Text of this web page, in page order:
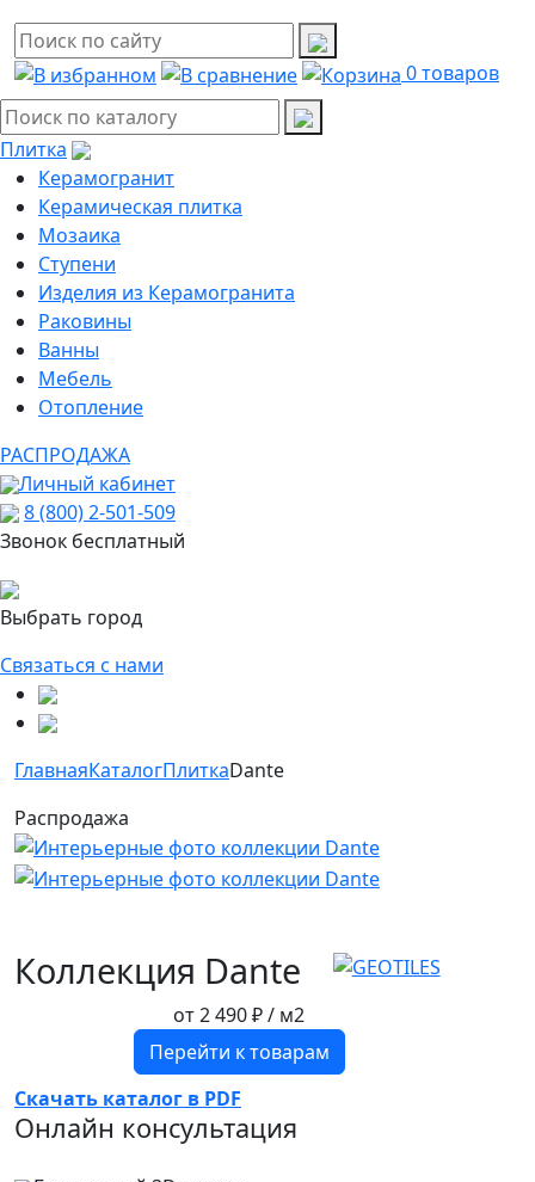
0товаров
Плитка
Керамогранит
Керамическая плитка
Мозаика
Ступени
Изделия из Керамогранита
Раковины
Ванны
Мебель
Отопление
РАСПРОДАЖА
Личный кабинет
8 (800) 2-501-509
Звонок бесплатный
Выбрать город
Связаться с нами
ГлавнаяКаталогПлиткаDante
Распродажа
Коллекция Dante
от2 490 ₽/ м2
Перейти к товарам
Скачать каталог в PDF
Онлайн консультация